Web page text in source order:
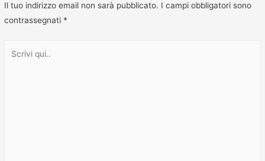
Il tuo indirizzo email non sarà pubblicato. I campi obbligatori sono
contrassegnati *